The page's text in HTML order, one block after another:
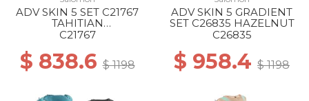
ADV SKIN 5 SET C21767
TAHITIAN
TIDE/PEACOCK BL
C21767
$ 838.6$ 1198
ADV SKIN 5 GRADIENT
SET C26835 HAZELNUT
C26835
$ 958.4 $ 1198